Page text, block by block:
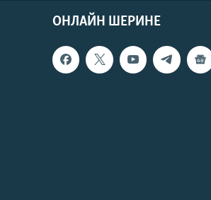
ОНЛАЙН ШЕРИНЕ